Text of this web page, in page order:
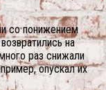
со понижением
на
раз снижали
опускал их